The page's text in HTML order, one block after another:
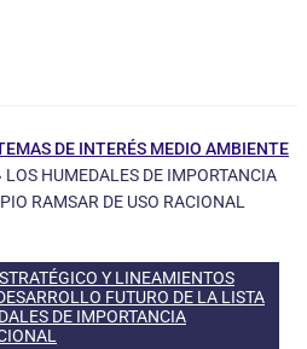
DE INTERÉS MEDIO AMBIENTE
LOS HUMEDALES DE IMPORTANCIA
RAMSAR DE USO RACIONAL
Y LINEAMIENTOS
FUTURO DE LA LISTA
DE IMPORTANCIA